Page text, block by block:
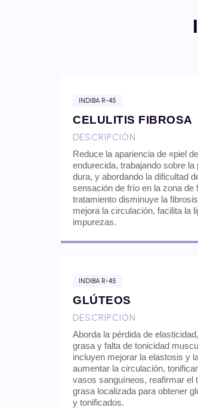
INDIBA R-45
CELULITIS FIBROSA
DESCRIPCIÓN
Reduce la apariencia de «piel
endurecida, trabajando sobre
dura, y abordando la dificultad
sensación de frío en la zona de
tratamiento disminuye la
mejora la circulación, facilita la
impurezas.
INDIBA R-45
GLÚTEOS
DESCRIPCIÓN
Aborda la pérdida de
grasa y falta de tonicidad
incluyen mejorar la elastosis y
aumentar la circulación,
vasos sanguíneos, reafirmar el
grasa localizada para obtener
y tonificados.